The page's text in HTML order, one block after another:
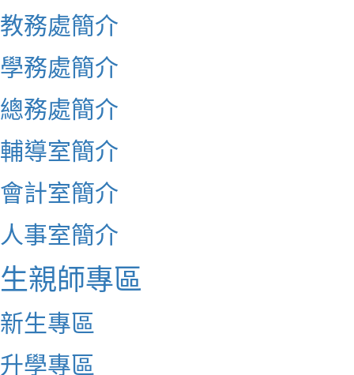
教務處簡介
學務處簡介
總務處簡介
輔導室簡介
會計室簡介
人事室簡介
生親師專區
新生專區
升學專區